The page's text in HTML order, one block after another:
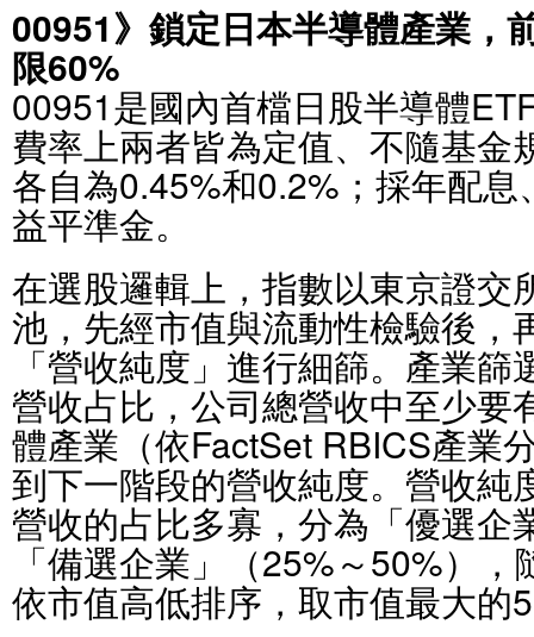
00951》鎖定日本半導體產業，
限60%
00951是國內首檔日股半導體
費率上兩者皆為定值、不隨基金
各自為0.45%和0.2%；採年配
益平準金。
在選股邏輯上，指數以東京證交
池，先經市值與流動性檢驗後，
「營收純度」進行細篩。產業
營收占比，公司總營收中至少要
體產業（依FactSet RBICS產業
到下一階段的營收純度。營收純
營收的占比多寡，分為「優選企
「備選企業」（25%～50%）
依市值高低排序，取市值最大的